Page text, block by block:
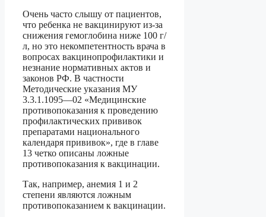
Очень часто слышу от пациентов,
что ребенка не вакцинируют из-за
снижения гемоглобина ниже 100 г/
л, но это некомпетентность врача в
вопросах вакцинопрофилактики и
незнание нормативных актов и
законов РФ. В частности
Методические указания МУ
3.3.1.1095—02 «Медицинские
противопоказания к проведению
профилактических прививок
препаратами национального
календаря прививок», где в главе
13 четко описаны ложные
противопоказания к вакцинации.
Так, например, анемия 1 и 2
степени являются ложным
противопоказанием к вакцинации.